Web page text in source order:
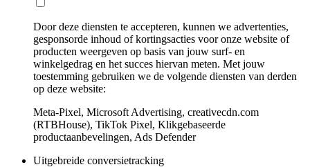
Door deze diensten te accepteren, kunnen we advertenties,
gesponsorde inhoud of kortingsacties voor onze website of
producten weergeven op basis van jouw surf- en
winkelgedrag en het succes hiervan meten. Met jouw
toestemming gebruiken we de volgende diensten van derden
op deze website:
Meta-Pixel, Microsoft Advertising, creativecdn.com
(RTBHouse), TikTok Pixel, Klikgebaseerde
productaanbevelingen, Ads Defender
Uitgebreide conversietracking